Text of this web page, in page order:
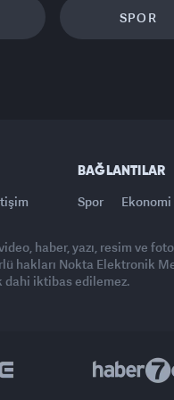
SPOR
BAĞLANTILAR
Spor Ekonomi
haber, yazı, resim ve
hakları Nokta Elektronik
dahi iktibas edilemez.